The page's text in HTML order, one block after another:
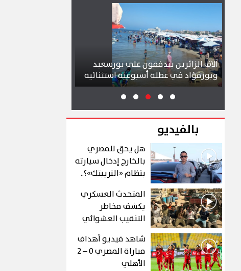
المجالات
آلاف الزائرين يتدفقون على بورسعيد
وبورفؤاد في عطلة أسبوعية استثنائية
محافظ بورسعيد يتابع سير
بمشروع سوق التصنيع
بالفيديو
هل يحق للمصري
بالخارج إدخال سيارته
بنظام «التريبتك»؟..
المتحدث العسكري
يكشف مخاطر
التنقيب العشوائي
عن الذهب في "درع
الجنوب"
شاهد فيديو أهداف
مباراة المصري 0 – 2
الأهلي